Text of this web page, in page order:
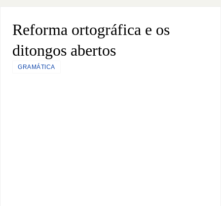
Reforma ortográfica e os
ditongos abertos
GRAMÁTICA